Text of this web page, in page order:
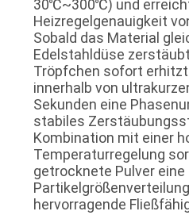
30℃~300℃) und
Heizregelgenauigkeit
Sobald das Material
Edelstahldüse
Tröpfchen sofort
innerhalb von
Sekunden eine
stabiles
Kombination mit einer
Temperaturregelung
getrocknete Pulver eine
hervorragende